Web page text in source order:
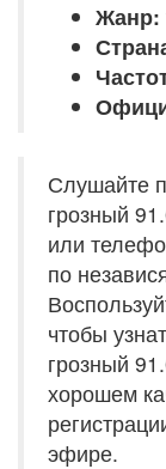
Жанр:
Слушайте
грозный
или
по
чтобы
грозный
хорошем
эфире.